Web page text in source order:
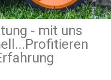
- mit uns